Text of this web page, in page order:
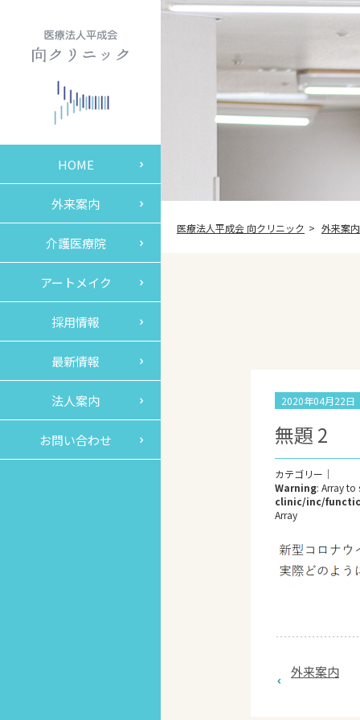
HOME
外来案内
介護医療院
アートメイク
採用情報
最新情報
法人案内
お問い合わせ
医療法人平成会 向クリニック 外来案内
2020年04月22日
無題 2
Warning: Array
clinic/inc/
Array
外来案内